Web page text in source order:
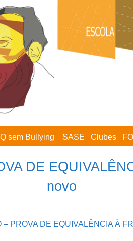
sem Bullying SASE Clubes
DE
novo
– PROVA DE EQUIVALÊNCIA À